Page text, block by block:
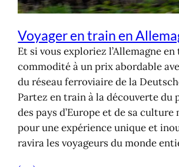
Voyager en train en
Et si vous exploriez l’Allemagne
commodité à un prix abordable
du réseau ferroviaire de la
Partez en train à la découverte du
des pays d’Europe et de sa
pour une expérience unique et
ravira les voyageurs du monde